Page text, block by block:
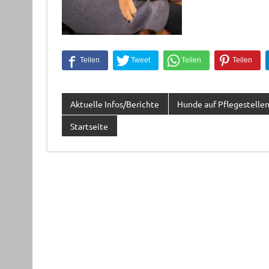
Aktuelle Infos/Berichte Hunde auf Pflegestellen
Startseite